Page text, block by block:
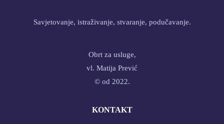
Savjetovanje, istraživanje, stvaranje, podučavanje.
Obrt za usluge,
vl. Matija Prević
© od 2022.
KONTAKT